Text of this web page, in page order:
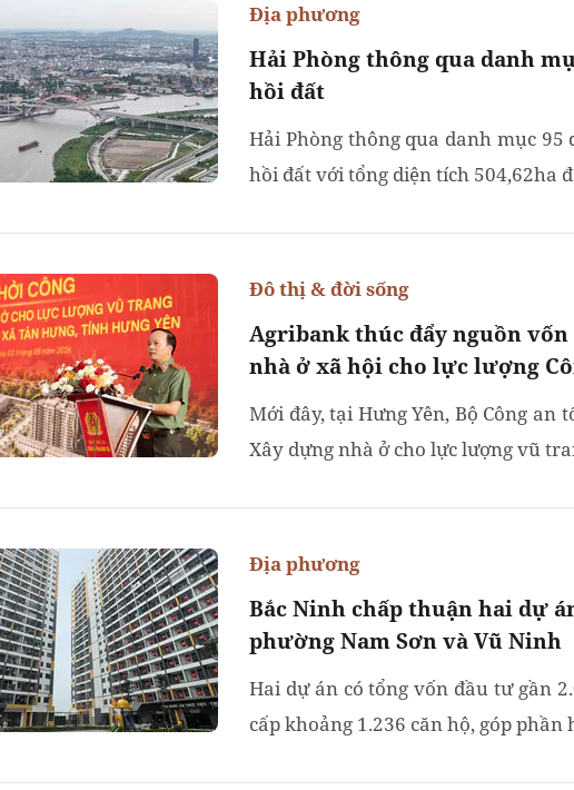
Hải Phòng thông qua danh
hồi đất
Địa phương
Hải Phòng thông qua danh mục
hồi đất với tổng diện tích 504,62ha
Agribank thúc đẩy nguồn
nhà ở xã hội cho lực lượng
Đô thị & đời sống
Mới đây, tại Hưng Yên, Bộ Công an
Xây dựng nhà ở cho lực lượng vũ
Bắc Ninh chấp thuận hai dự
phường Nam Sơn và Vũ Ninh
Địa phương
Hai dự án có tổng vốn đầu tư gần
cấp khoảng 1.236 căn hộ, góp phần